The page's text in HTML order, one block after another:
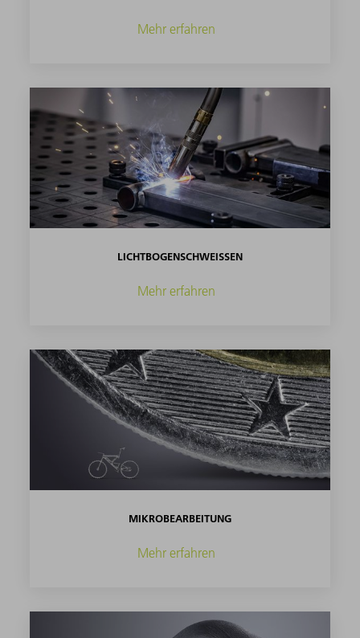
Mehr erfahren
LICHTBOGENSCHWEISSEN
Mehr erfahren
MIKROBEARBEITUNG
Mehr erfahren